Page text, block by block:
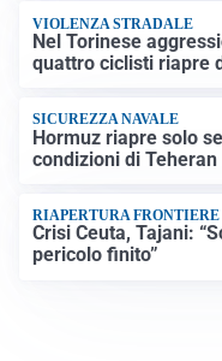
VIOLENZA STRADALE
Nel Torinese
quattro ciclisti riapre
SICUREZZA NAVALE
Hormuz riapre solo
condizioni di Teheran
RIAPERTURA FRONTIERE
Crisi Ceuta, Tajani:
pericolo finito”